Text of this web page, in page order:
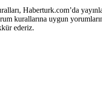
Haberturk.com’da
kurallarına uygun
ederiz.